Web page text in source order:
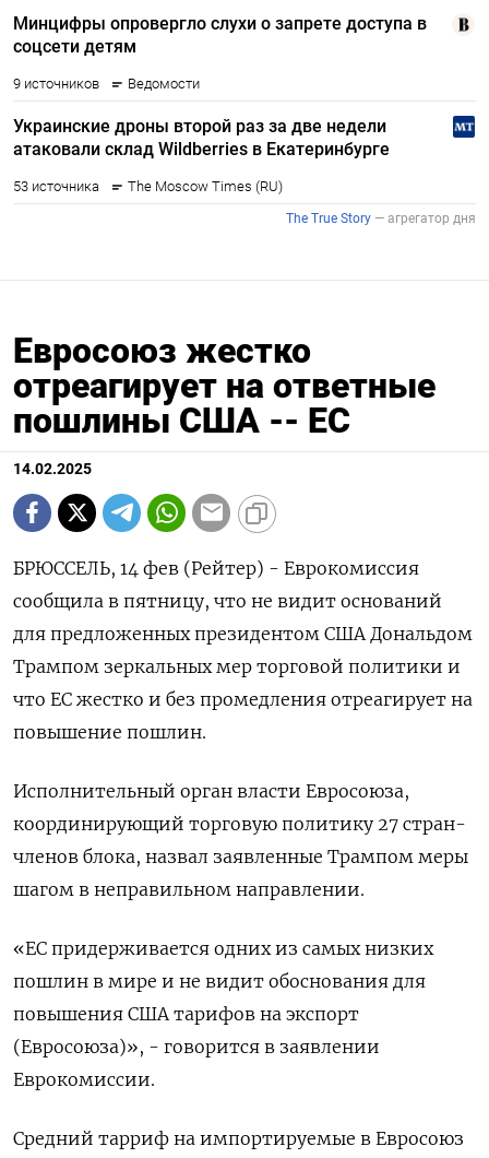
Евросоюз жестко
отреагирует на ответные
пошлины США -- ЕС
14.02.2025
БРЮССЕЛЬ, 14 фев (Рейтер) - Еврокомиссия
сообщила в пятницу, что не видит оснований
для предложенных президентом США Дональдом
Трампом зеркальных мер торговой политики и
что ЕС жестко и без промедления отреагирует на
повышение пошлин.
Исполнительный орган власти Евросоюза,
координирующий торговую политику 27 стран-
членов блока, назвал заявленные Трампом меры
шагом в неправильном направлении.
«ЕС придерживается одних из самых низких
пошлин в мире и не видит обоснования для
повышения США тарифов на экспорт
(Евросоюза)», - говорится в заявлении
Еврокомиссии.
Средний тарриф на импортируемые в Евросоюз